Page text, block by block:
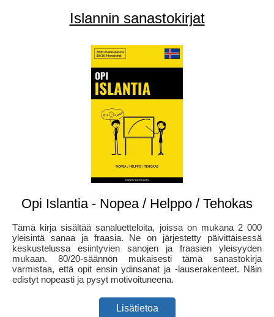
Islannin sanastokirjat
Opi Islantia - Nopea / Helppo / Tehokas
Tämä kirja sisältää sanaluetteloita, joissa on mukana 2 000
yleisintä sanaa ja fraasia. Ne on järjestetty päivittäisessä
keskustelussa esiintyvien sanojen ja fraasien yleisyyden
mukaan. 80/20-säännön mukaisesti tämä sanastokirja
varmistaa, että opit ensin ydinsanat ja -lauserakenteet. Näin
edistyt nopeasti ja pysyt motivoituneena.
Lisätietoa